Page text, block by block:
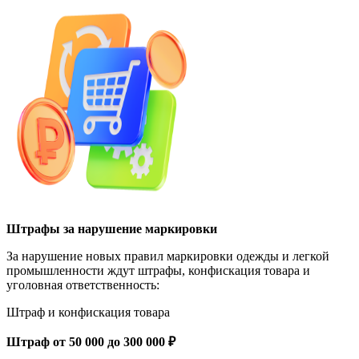
Штрафы за нарушение маркировки
За нарушение новых правил маркировки одежды и легкой
промышленности ждут штрафы, конфискация товара и
уголовная ответственность:
Штраф и конфискация товара
Штраф от 50 000 до 300 000 ₽